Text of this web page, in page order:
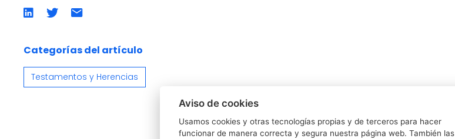
Compartir
en
Compartir
en
Compartir
por
email
Categorías del artículo
Testamentos y Herencias
Aviso de cookies
Usamos cookies y otras tecnologías propias y de terceros para hacer
funcionar de manera correcta y segura nuestra página web. También las